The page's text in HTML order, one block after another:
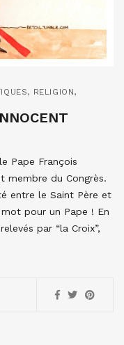
, RELIGION,
Pape François
membre du Congrès.
entre le Saint Père et
pour un Pape ! En
par “la Croix”,